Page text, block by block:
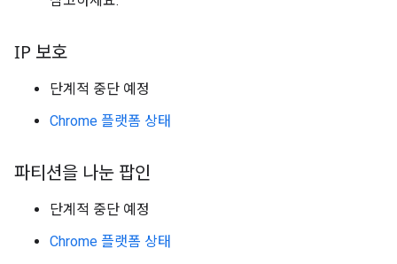
IP 보호
단계적 중단 예정
Chrome 플랫폼 상태
파티션을 나눈 팝인
단계적 중단 예정
Chrome 플랫폼 상태